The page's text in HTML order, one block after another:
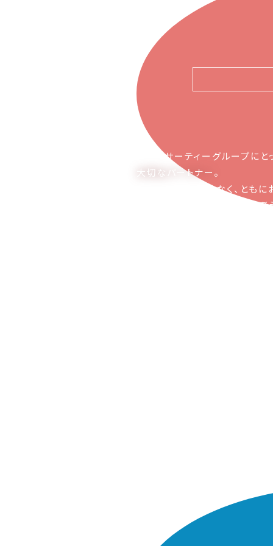
ピアーサーティーグループにと
大切なパートナー。
お取引の関係ではなく、とも
かち合える関係でありたいと考